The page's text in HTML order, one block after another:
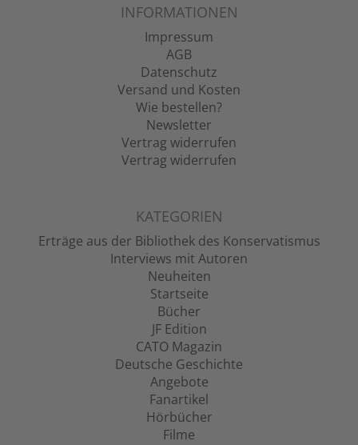
INFORMATIONEN
Impressum
AGB
Datenschutz
Versand und Kosten
Wie bestellen?
Newsletter
Vertrag widerrufen
Vertrag widerrufen
KATEGORIEN
Erträge aus der Bibliothek des Konservatismus
Interviews mit Autoren
Neuheiten
Startseite
Bücher
JF Edition
CATO Magazin
Deutsche Geschichte
Angebote
Fanartikel
Hörbücher
Filme